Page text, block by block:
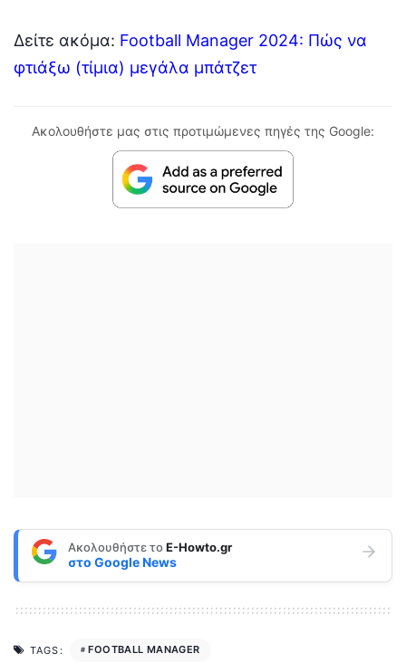
Δείτε ακόμα: Football Manager 2024: Πώς να
φτιάξω (τίμια) μεγάλα μπάτζετ
Ακολουθήστε μας στις προτιμώμενες πηγές της Google:
Ακολουθήστε τοE-Howto.gr
στο Google News
TAGS: FOOTBALL MANAGER